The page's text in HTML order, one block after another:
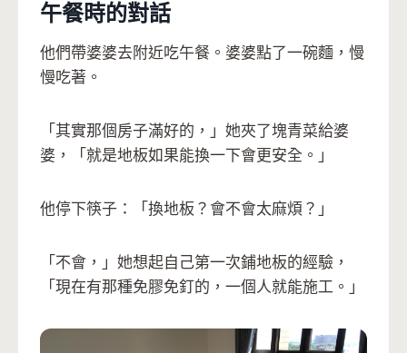
午餐時的對話
他們帶婆婆去附近吃午餐。婆婆點了一碗麵，慢
慢吃著。
「其實那個房子滿好的，」她夾了塊青菜給婆
婆，「就是地板如果能換一下會更安全。」
他停下筷子：「換地板？會不會太麻煩？」
「不會，」她想起自己第一次鋪地板的經驗，
「現在有那種免膠免釘的，一個人就能施工。」